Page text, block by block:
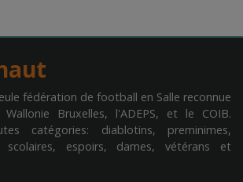
fédération de football en Salle reconnue
Bruxelles, l'ADEPS, et le COIB.
catégories: diablotins, preminimes,
scolaires, espoirs, dames, vétérans et